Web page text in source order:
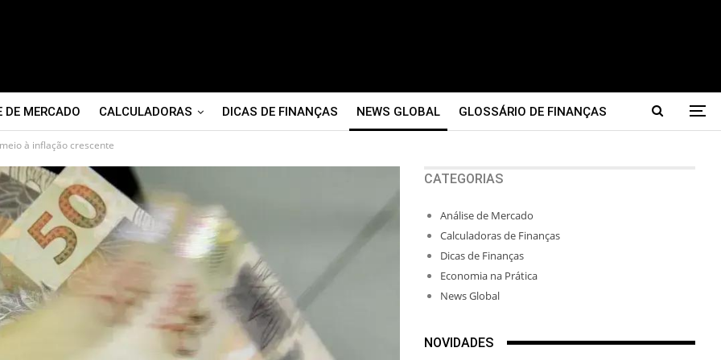
DE MERCADO CALCULADORAS DICAS DE FINANÇAS NEWS GLOBAL GLOSSÁRIO DE FINANÇAS
à inflação crescente
CATEGORIAS
Análise de Mercado
Calculadoras de Finanças
Dicas de Finanças
Economia na Prática
News Global
NOVIDADES